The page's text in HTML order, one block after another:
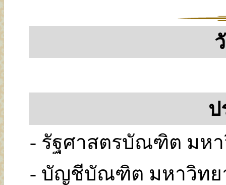
ป
- รัฐศาสตรบัณฑิต มห
- บัญชีบัณฑิต มหาวิท